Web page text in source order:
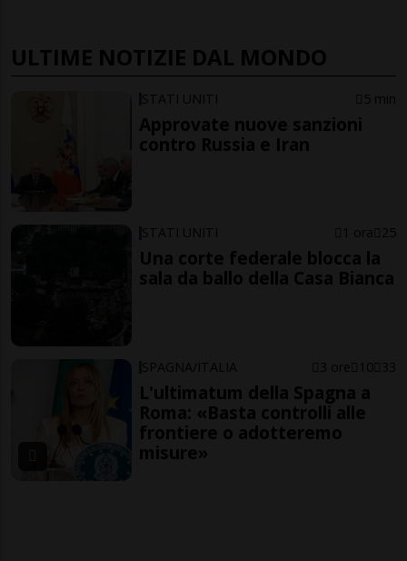
ULTIME NOTIZIE DAL MONDO
STATI UNITI 5 min
Approvate nuove sanzioni
contro Russia e Iran
STATI UNITI 1 ora 25
Una corte federale blocca la
sala da ballo della Casa Bianca
SPAGNA/ITALIA 3 ore 10 33
L'ultimatum della Spagna a
Roma: «Basta controlli alle
frontiere o adotteremo
misure»